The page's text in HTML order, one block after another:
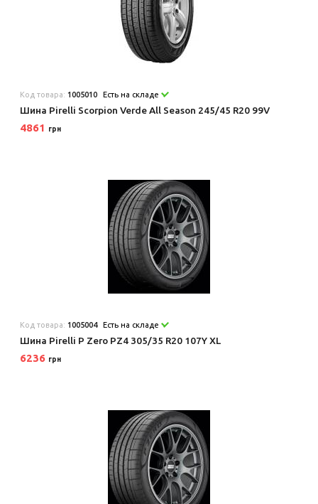
Код товара: 1005010 Есть на складе
Шина Pirelli Scorpion Verde All Season 245/45 R20 99V
4861 грн
Код товара: 1005004 Есть на складе
Шина Pirelli P Zero PZ4 305/35 R20 107Y XL
6236 грн